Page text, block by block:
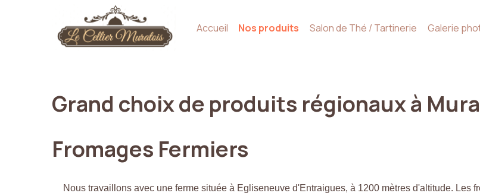
Accueil Nos produits Salon de Thé / Tartinerie Galerie
Grand choixde produits régionauxà
Fromages Fermiers
Nous travaillons avec une ferme située à Egliseneuve d'Entraigues, à 1200 mètres d'altitude. Les